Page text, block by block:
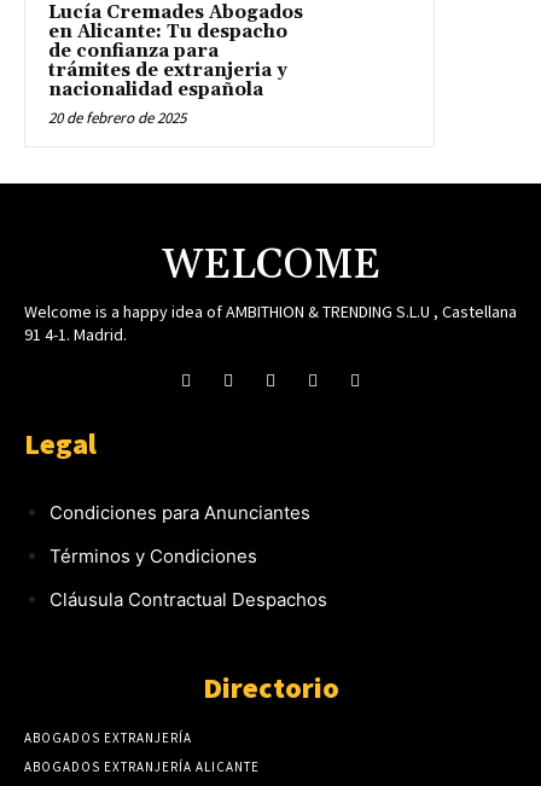
Lucía Cremades Abogados
en Alicante: Tu despacho
de confianza para
trámites de extranjeria y
nacionalidad española
20 de febrero de 2025
WELCOME
Welcome is a happy idea of AMBITHION & TRENDING S.L.U , Castellana
91 4-1. Madrid.
Legal
Condiciones para Anunciantes
Términos y Condiciones
Cláusula Contractual Despachos
Directorio
ABOGADOS EXTRANJERÍA
ABOGADOS EXTRANJERÍA ALICANTE